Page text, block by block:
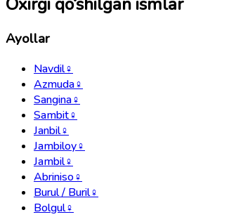
Oxirgi qo‘shilgan ismlar
Ayollar
Navdil♀
Azmuda♀
Sangina♀
Sambit♀
Janbil♀
Jambiloy♀
Jambil♀
Abriniso♀
Burul / Buril♀
Bolgul♀